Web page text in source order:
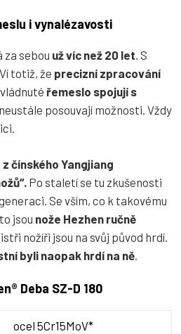
i vynalézavosti
za sebou už víc než 20 let. S
totiž, že precizní zpracování
řemeslo spojují s
posouvají možnosti. Vždy
z čínského Yangjiang
Po staletí se tu zkušenosti
Se vším, co k takovému
jsou nože Hezhen ručně
nožíři jsou na svůj původ hrdí.
byli naopak hrdí na ně.
Deba SZ-D 180
ocel 5Cr15MoV*